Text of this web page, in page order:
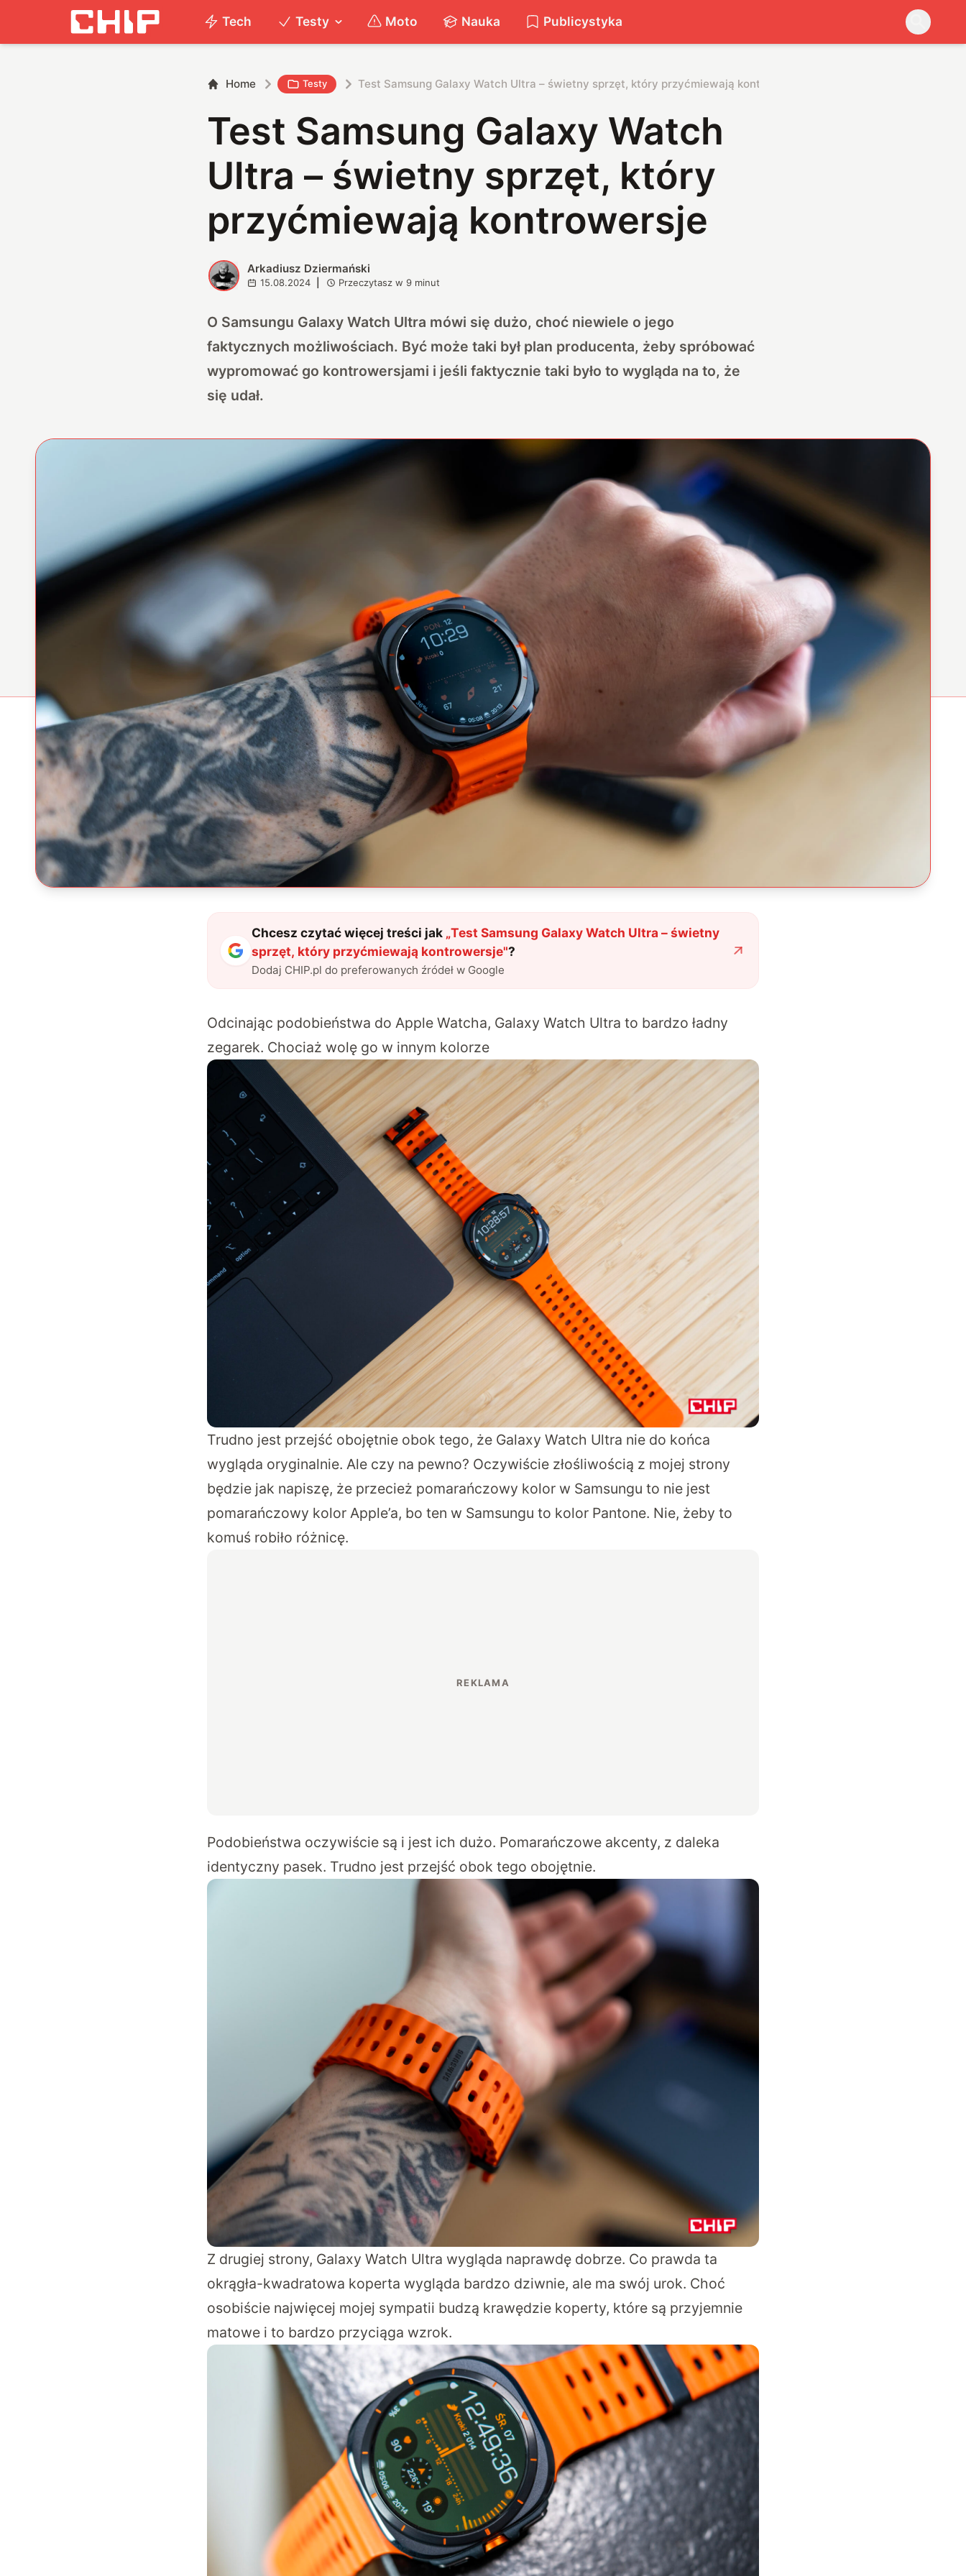
Tech Testy Moto Nauka Publicystyka
Home Testy Test Samsung Galaxy Watch Ultra – świetny sprzęt, który przyćmiewają kontrowersje
Test Samsung Galaxy Watch
Ultra – świetny sprzęt, który
przyćmiewają kontrowersje
A Arkadiusz Dziermański
15.08.2024 Przeczytasz w9 minut
O Samsungu Galaxy Watch Ultra mówi się dużo, choć niewiele o jego
faktycznych możliwościach. Być może taki był plan producenta, żeby spróbować
wypromować go kontrowersjami i jeśli faktycznie taki było to wygląda na to, że
się udał.
Chcesz czytać więcej treści jak „Test Samsung Galaxy Watch Ultra – świetny
sprzęt, który przyćmiewają kontrowersje"?
Dodaj CHIP.pl do preferowanych źródeł w Google
Odcinając podobieństwa do Apple Watcha, Galaxy Watch Ultra to bardzo ładny
zegarek. Chociaż wolę go w innym kolorze
Trudno jest przejść obojętnie obok tego, że Galaxy Watch Ultra nie do końca
wygląda oryginalnie. Ale czy na pewno? Oczywiście złośliwością z mojej strony
będzie jak napiszę, że przecież pomarańczowy kolor w Samsungu to nie jest
pomarańczowy kolor Apple’a, bo ten w Samsungu to kolor Pantone. Nie, żeby to
komuś robiło różnicę.
Podobieństwa oczywiście są i jest ich dużo. Pomarańczowe akcenty, z daleka
identyczny pasek. Trudno jest przejść obok tego obojętnie.
Z drugiej strony, Galaxy Watch Ultra wygląda naprawdę dobrze. Co prawda ta
okrągła-kwadratowa koperta wygląda bardzo dziwnie, ale ma swój urok. Choć
osobiście najwięcej mojej sympatii budzą krawędzie koperty, które są przyjemnie
matowe i to bardzo przyciąga wzrok.